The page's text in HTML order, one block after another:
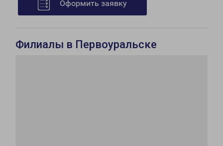
Оформить заявку
Филиалы в Первоуральске